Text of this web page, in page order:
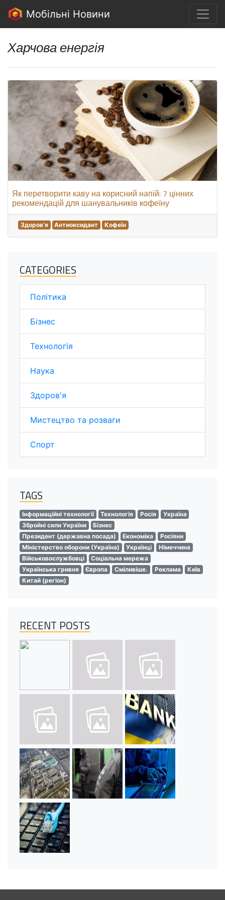
Мобільні Новини
Харчова енергія
Як перетворити каву на корисний напій: 7 цінних
рекомендацій для шанувальників кофеїну
Здоров'я Антиоксидант Кофеїн
CATEGORIES
Політика
Бізнес
Технологія
Наука
Здоров'я
Мистецтво та розваги
Спорт
TAGS
Інформаційні технології Технологія Росія
Україна
Збройні сили України
Бізнес
Президент (державна посада)
Економіка
Росіяни
Міністерство оборони (Україна)
Українці
Німеччина
Військовослужбовці
Соціальна мережа
Українська гривня
Європа Сміливіше. Реклама
Київ
Китай (регіон)
RECENT POSTS